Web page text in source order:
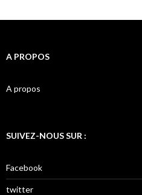
A PROPOS
A propos
SUIVEZ-NOUS SUR :
Facebook
twitter